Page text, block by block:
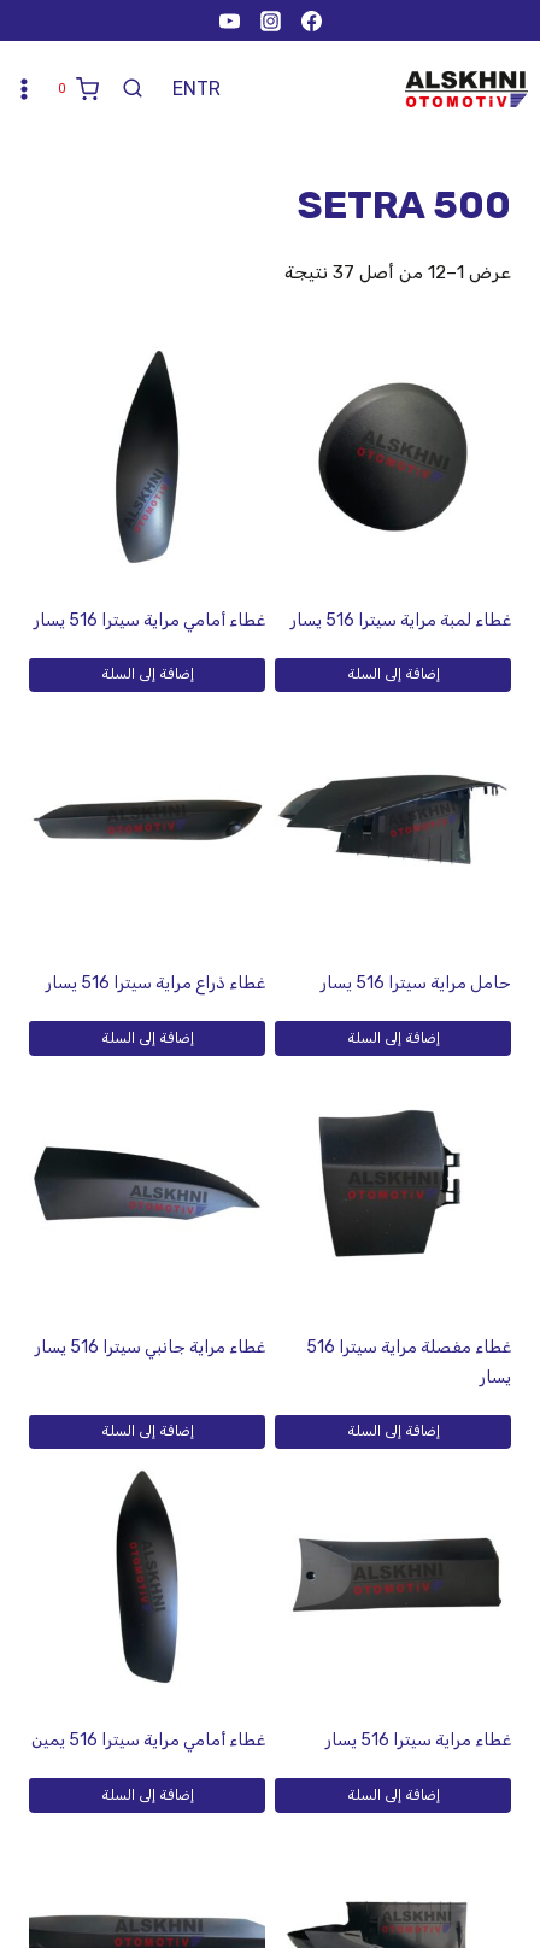
TR
EN
0
SETRA 500
عرض 1–12 من أصل 37 نتيجة
غطاء لمبة مراية سيترا 516 يسار
إضافة إلى السلة
غطاء أمامي مراية سيترا 516 يسار
إضافة إلى السلة
حامل مراية سيترا 516 يسار
إضافة إلى السلة
غطاء ذراع مراية سيترا 516 يسار
إضافة إلى السلة
غطاء مفصلة مراية سيترا 516
يسار
إضافة إلى السلة
غطاء مراية جانبي سيترا 516 يسار
إضافة إلى السلة
غطاء مراية سيترا 516 يسار
إضافة إلى السلة
غطاء أمامي مراية سيترا 516 يمين
إضافة إلى السلة